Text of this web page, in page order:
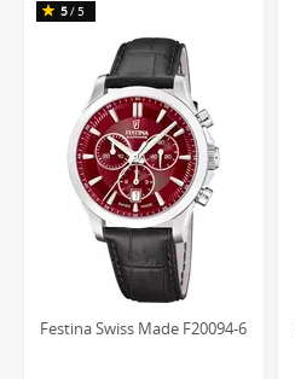
Festina Swiss Made F20094-6
5/5